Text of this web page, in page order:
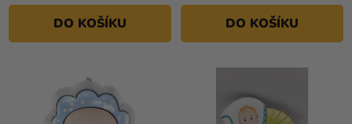
DO KOŠÍKU DO KOŠÍKU